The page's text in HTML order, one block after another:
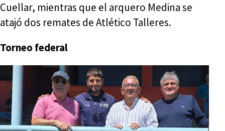
Cuellar, mientras que el arquero Medina se
atajó dos remates de Atlético Talleres.
Torneo federal